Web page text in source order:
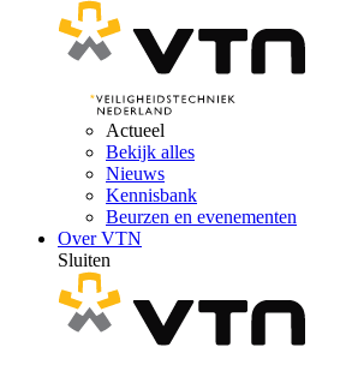
Actueel
Bekijk alles
Nieuws
Kennisbank
Beurzen en evenementen
Over VTN
Sluiten